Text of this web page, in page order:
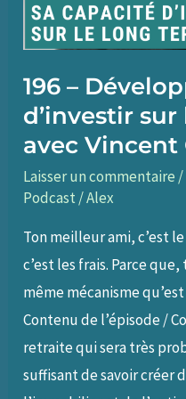
196 –
d’investir
avec Vincent
Laisser un commentaire /
Podcast /Alex
Ton meilleur ami, c’est
c’est les frais. Parce
même mécanisme
Contenu de l’épisode /
retraite qui sera très
suffisant de savoir créer